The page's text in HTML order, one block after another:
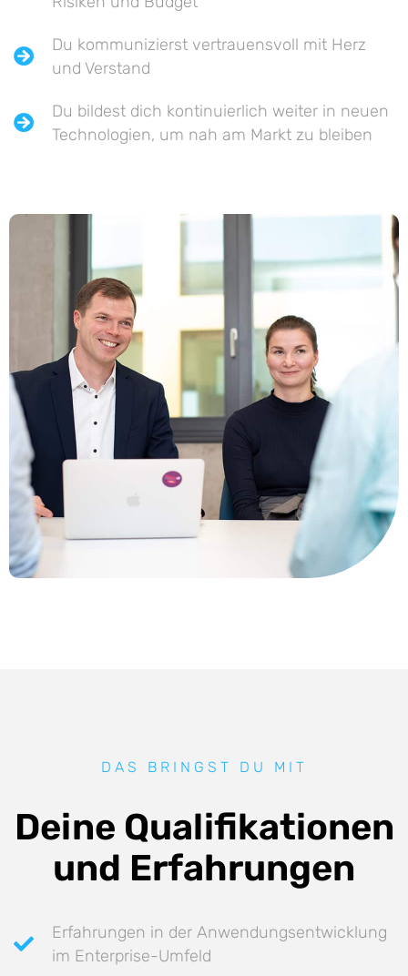
Du kommunizierst vertrauensvoll mit Herz
und Verstand
Du bildest dich kontinuierlich weiter in neuen
Technologien, um nah am Markt zu bleiben
DAS BRINGST DU MIT
Deine Qualifikationen
und Erfahrungen
Erfahrungen in der Anwendungsentwicklung
im Enterprise-Umfeld